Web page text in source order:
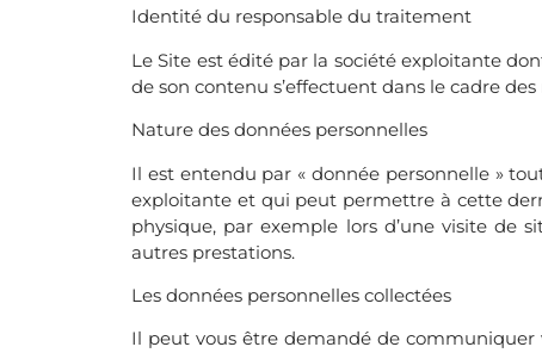
Identité du responsable du traitement
Le Site est édité par la société exploitante
de son contenu s’effectuent dans le cadre
Nature des données personnelles
Il est entendu par « donnée personnelle »
exploitante et qui peut permettre à cette
physique, par exemple lors d’une visite de
autres prestations.
Les données personnelles collectées
Il peut vous être demandé de communiquer